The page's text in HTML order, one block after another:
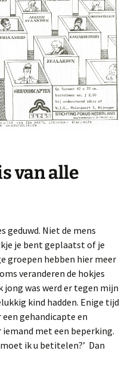
van alle
geduwd. Niet de mens
je bent geplaatst of je
groepen hebben hier meer
veranderen de hokjes
jong was werd er tegen mijn
kind hadden. Enige tijd
gehandicapte en
met een beperking.
ik u betitelen?’ Dan